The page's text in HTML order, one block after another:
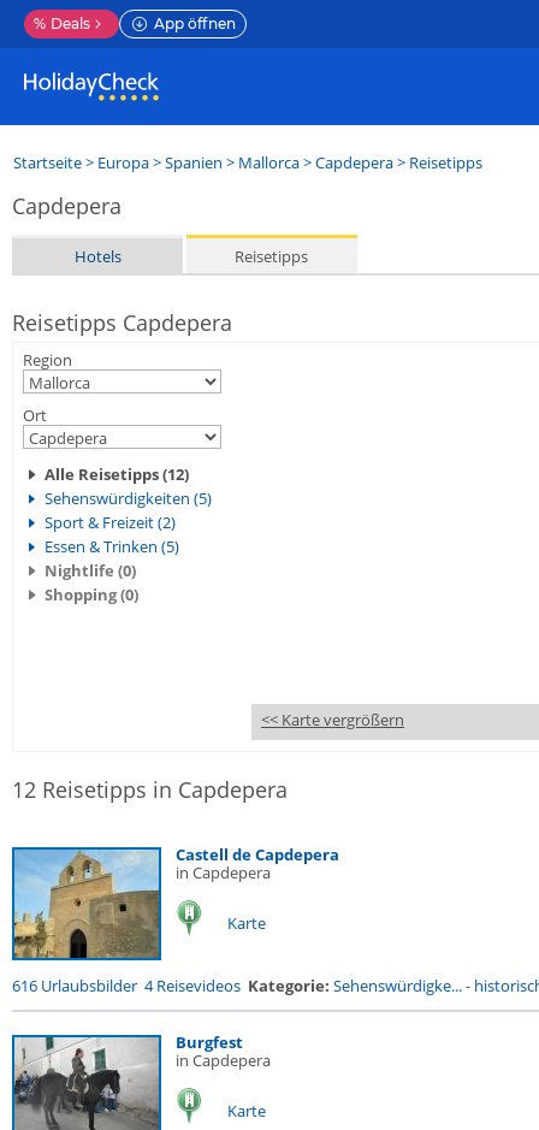
% Deals App öffnen
Startseite> Europa>Spanien > Mallorca>Capdepera> Reisetipps
Capdepera
Hotels Reisetipps
Reisetipps Capdepera
Region
Ort
Alle Reisetipps (12)
Sehenswürdigkeiten (5)
Sport & Freizeit (2)
Essen & Trinken (5)
Nightlife (0)
Shopping (0)
<< Karte vergrößern
12 Reisetipps in Capdepera
Castell de Capdepera
in Capdepera
Karte
616 Urlaubsbilder 4 Reisevideos Kategorie: Sehenswürdigke...-
Burgfest
in Capdepera
Karte